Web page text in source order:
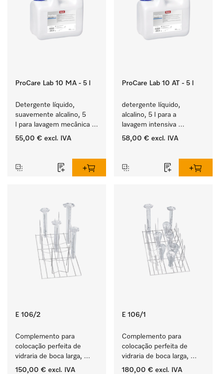
ProCare Lab 10 MA - 5 l
Detergente líquido,
suavemente alcalino, 5
l para lavagem mecânica
cuidada de vidraria e
55,00 € excl. IVA
ProCare Lab 10 AT - 5 l
detergente líquido,
alcalino, 5 l para a
lavagem intensiva
mecânica de vidraria e
58,00 € excl. IVA
E 106/2
Complemento para
colocação perfeita de
vidraria de boca larga,
provetas graduadas, etc.
150,00 € excl. IVA
E 106/1
Complemento para
colocação perfeita de
vidraria de boca larga,
provetas graduadas, etc.
180,00 € excl. IVA